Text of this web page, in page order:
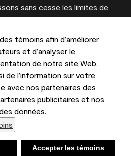
témoins afin d’améliorer
et d’analyser le
de notre site Web.
de l’information sur votre
avec nos partenaires des
publicitaires et nos
données.
Accepter les témoins
sans cesse les limites de
la durabilité pour
à l’écran et sur les
différer des couleurs